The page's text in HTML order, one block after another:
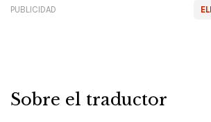
PUBLICIDAD
Sobre el traductor